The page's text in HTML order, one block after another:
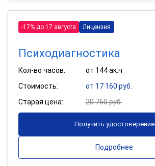
-17% до 17 августа Лицензия
Психодиагностика
Кол-во часов:
от 144 ак.ч
Стоимость:
от 17 160 руб.
Старая цена:
20 760 руб.
Получить удостоверение
Подробнее